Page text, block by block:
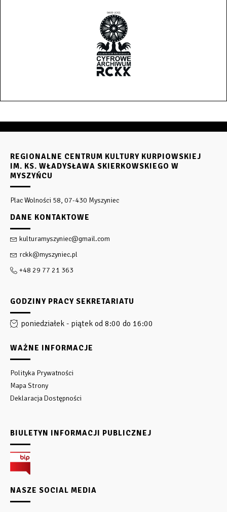
REGIONALNE CENTRUM KULTURY KURPIOWSKIEJ
IM. KS. WŁADYSŁAWA SKIERKOWSKIEGO W
MYSZYŃCU
Plac Wolności 58, 07-430 Myszyniec
DANE KONTAKTOWE
kulturamyszyniec@gmail.com
rckk@myszyniec.pl
+48 29 77 21 363
GODZINY PRACY SEKRETARIATU
poniedziałek - piątek od 8:00 do 16:00
WAŻNE INFORMACJE
Polityka Prywatności
Mapa Strony
Deklaracja Dostępności
BIULETYN INFORMACJI PUBLICZNEJ
NASZE SOCIAL MEDIA